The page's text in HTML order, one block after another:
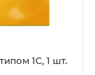
1С, 1 шт.